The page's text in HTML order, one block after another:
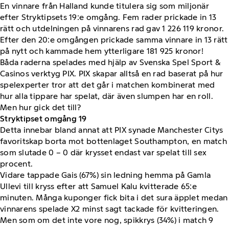
En vinnare från Halland kunde titulera sig som miljonär
efter Stryktipsets 19:e omgång. Fem rader prickade in 13
rätt och utdelningen på vinnarens rad gav 1 226 119 kronor.
Efter den 20:e omgången prickade samma vinnare in 13 rätt
på nytt och kammade hem ytterligare 181 925 kronor!
Båda raderna spelades med hjälp av Svenska Spel Sport &
Casinos verktyg PIX. PIX skapar alltså en rad baserat på hur
spelexperter tror att det går i matchen kombinerat med
hur alla tippare har spelat, där även slumpen har en roll.
Men hur gick det till?
Stryktipset omgång 19
Detta innebar bland annat att PIX synade Manchester Citys
favoritskap borta mot bottenlaget Southampton, en match
som slutade 0 – 0 där krysset endast var spelat till sex
procent.
Vidare tappade Gais (67%) sin ledning hemma på Gamla
Ullevi till kryss efter att Samuel Kalu kvitterade 65:e
minuten. Många kuponger fick bita i det sura äpplet medan
vinnarens spelade X2 minst sagt tackade för kvitteringen.
Men som om det inte vore nog, spikkrys (34%) i match 9